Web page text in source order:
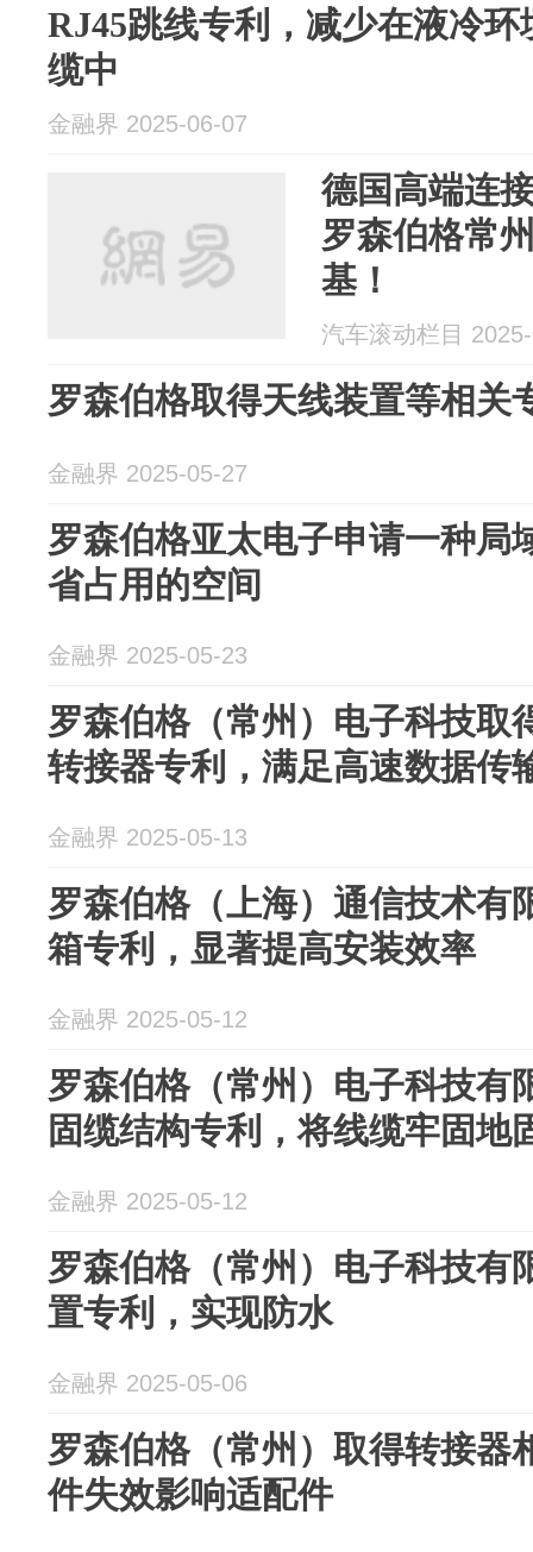
RJ45跳线专利，减少在液冷
缆中
金融界 2025-06-07
德国高端连
罗森伯格常
基！
汽车滚动栏目
罗森伯格取得天线装置等相关
金融界 2025-05-27
罗森伯格亚太电子申请一种局
省占用的空间
金融界 2025-05-23
罗森伯格（常州）电子科技取
转接器专利，满足高速数据传
金融界 2025-05-13
罗森伯格（上海）通信技术有
箱专利，显著提高安装效率
金融界 2025-05-12
罗森伯格（常州）电子科技有
固缆结构专利，将线缆牢固地
金融界 2025-05-12
罗森伯格（常州）电子科技有
置专利，实现防水
金融界 2025-05-06
罗森伯格（常州）取得转接器
件失效影响适配件